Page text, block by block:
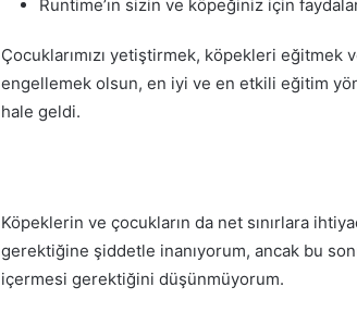
Runtime’ın sizin ve köpeğiniz için
Çocuklarımızı yetiştirmek, köpekleri eğitmek
engellemek olsun, en iyi ve en etkili eğitim
hale geldi.
Köpeklerin ve çocukların da net sınırlara
gerektiğine şiddetle inanıyorum, ancak bu
içermesi gerektiğini düşünmüyorum.